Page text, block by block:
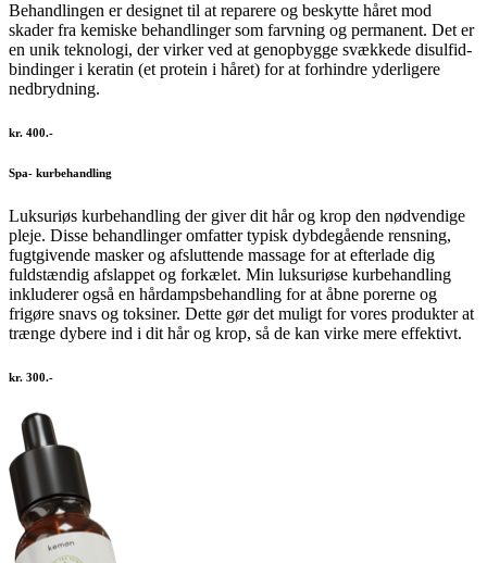
Behandlingen er designet til at reparere og beskytte håret mod
skader fra kemiske behandlinger som farvning og permanent. Det er
en unik teknologi, der virker ved at genopbygge svækkede disulfid-
bindinger i keratin (et protein i håret) for at forhindre yderligere
nedbrydning.
kr. 400.-
Spa- kurbehandling
Luksuriøs kurbehandling der giver dit hår og krop den nødvendige
pleje. Disse behandlinger omfatter typisk dybdegående rensning,
fugtgivende masker og afsluttende massage for at efterlade dig
fuldstændig afslappet og forkælet. Min luksuriøse kurbehandling
inkluderer også en hårdampsbehandling for at åbne porerne og
frigøre snavs og toksiner. Dette gør det muligt for vores produkter at
trænge dybere ind i dit hår og krop, så de kan virke mere effektivt.
kr. 300.-